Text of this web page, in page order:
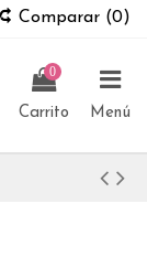
Comparar (0)
0
Carrito Menú